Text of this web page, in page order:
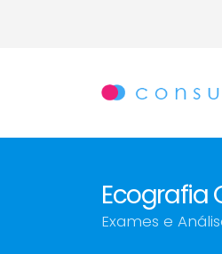
Ecografia
Exames e